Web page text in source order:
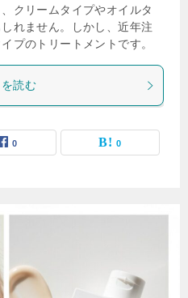
クリームタイプやオイルタ
れません。しかし、近年注
プのトリートメントです。
読む
0 0